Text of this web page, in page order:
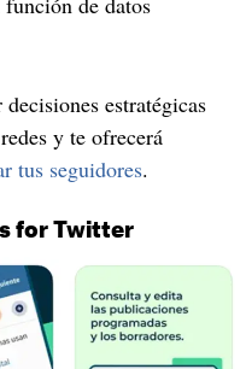
estratégicas
y te ofrecerá
tus seguidores.
for Twitter